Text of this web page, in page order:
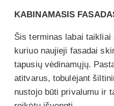
KABINAMASIS
Šis terminas labai
kuriuo naujieji fasadai
tapusių vėdinamųjų.
atitvarus, tobulėjant
nustojo būti privalumu ir